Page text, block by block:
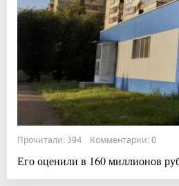
Прочитали: 394 Комментарии: 0
Его оценили в 160 миллионов